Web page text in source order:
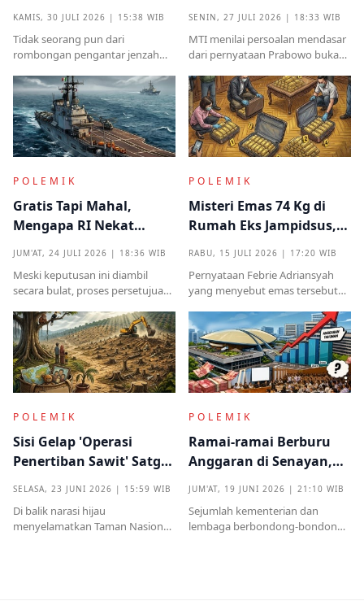
Kampung Halaman
KAMIS, 30 JULI 2026 | 15:38 WIB
Tidak seorang pun dari
rombongan pengantar jenzah
identitas ataupun menjelaskan
dari instansi mana.
SENIN, 27 JULI 2026 | 18:33 WIB
MTI menilai persoalan mendasar
dari pernyataan Prabowo bukan
melainkan implikasinya yang
sangat destruktif bagi kualitas
demokrasi
POLEMIK
Gratis Tapi Mahal,
Mengapa RI Nekat
Induk Tua Italia?
JUM'AT, 24 JULI 2026 | 18:36 WIB
Meski keputusan ini diambil
secara bulat, proses persetujuan
kritik tajam terkait prosedur yang
mendadak serta kekhawatiran
akan beban anggaran
POLEMIK
Misteri Emas 74 Kg di
Rumah Eks Jampidsus,
RABU, 15 JULI 2026 | 17:20 WIB
Pernyataan Febrie Adriansyah
yang menyebut emas tersebut
menjadi titik penting dalam
proses pembuktian
POLEMIK
Sisi Gelap 'Operasi
Penertiban Sawit' Satgas
SELASA, 23 JUNI 2026 | 15:59 WIB
Di balik narasi hijau
menyelamatkan Taman Nasional
POLEMIK
Ramai-ramai Berburu
Anggaran di Senayan,
JUM'AT, 19 JUNI 2026 | 21:10 WIB
Sejumlah kementerian dan
lembaga berbondong-bondong